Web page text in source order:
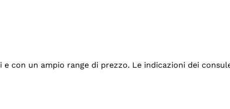
un ampio range di prezzo. Le indicazioni dei